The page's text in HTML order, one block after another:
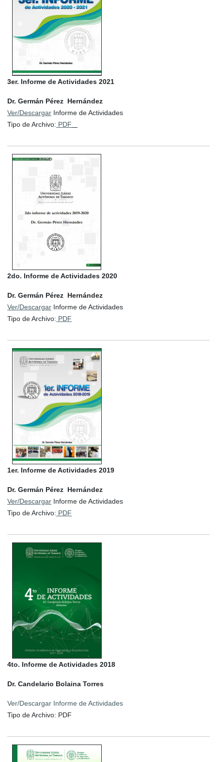
3er. Informe de Actividades 2021
Dr. Germán Pérez Hernández
Ver/Descargar Informe de Actividades
Tipo de Archivo: PDF
2do. Informe de Actividades 2020
Dr. Germán Pérez Hernández
Ver/Descargar Informe de Actividades
Tipo de Archivo: PDF
1er. Informe de Actividades 2019
Dr. Germán Pérez Hernández
Ver/Descargar Informe de Actividades
Tipo de Archivo: PDF
4to. Informe de Actividades 2018
Dr. Candelario Bolaina Torres
Ver/Descargar Informe de Actividades
Tipo de Archivo: PDF